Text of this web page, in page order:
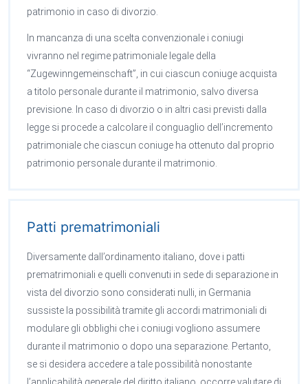
patrimonio in caso di divorzio.
In mancanza di una scelta convenzionale i coniugi
vivranno nel regime patrimoniale legale della
“Zugewinngemeinschaft”, in cui ciascun coniuge acquista
a titolo personale durante il matrimonio, salvo diversa
previsione. In caso di divorzio o in altri casi previsti dalla
legge si procede a calcolare il conguaglio dell’incremento
patrimoniale che ciascun coniuge ha ottenuto dal proprio
patrimonio personale durante il matrimonio.
Patti prematrimoniali
Diversamente dall’ordinamento italiano, dove i patti
prematrimoniali e quelli convenuti in sede di separazione in
vista del divorzio sono considerati nulli, in Germania
sussiste la possibilità tramite gli accordi matrimoniali di
modulare gli obblighi che i coniugi vogliono assumere
durante il matrimonio o dopo una separazione. Pertanto,
se si desidera accedere a tale possibilità nonostante
l’applicabilità generale del diritto italiano, occorre valutare di